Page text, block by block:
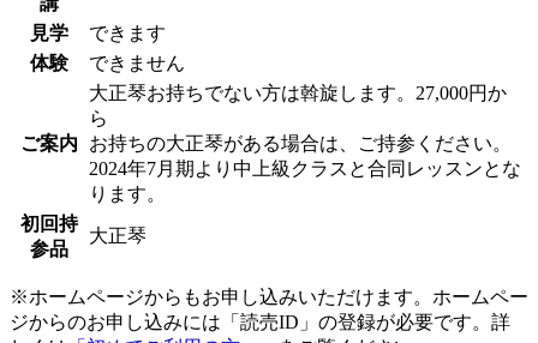
見学
できます
体験
できません
ご案内
大正琴お持ちでない方は斡旋します。27,000円か
ら
お持ちの大正琴がある場合は、ご持参ください。
2024年7月期より中上級クラスと合同レッスンとな
ります。
初回持
参品
大正琴
※ホームページからもお申し込みいただけます。ホームペー
ジからのお申し込みには「読売ID」の登録が必要です。詳